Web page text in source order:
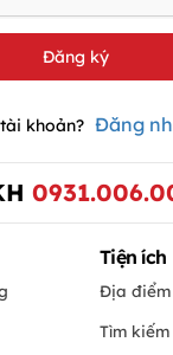
khoản? Đăng
Tiện ích
Địa
Tìm